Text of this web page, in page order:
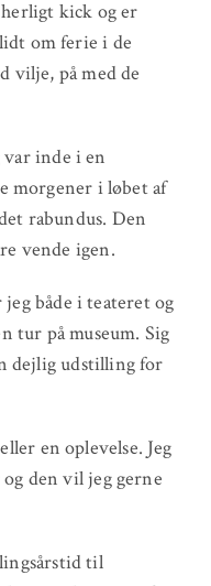
kick og er
om ferie i de
vilje, på med de
inde i en
morgener i løbet af
rabundus. Den
vende igen.
jeg både i teateret og
tur på museum. Sig
dejlig udstilling for
en oplevelse. Jeg
den vil jeg gerne
til